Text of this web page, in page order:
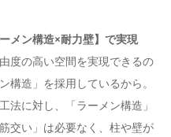
ン構造×耐力壁】で実現
度の高い空間を実現できるの
構造」を採用しているから。
法に対し、「ラーメン構造」
交い」は必要なく、柱や壁が